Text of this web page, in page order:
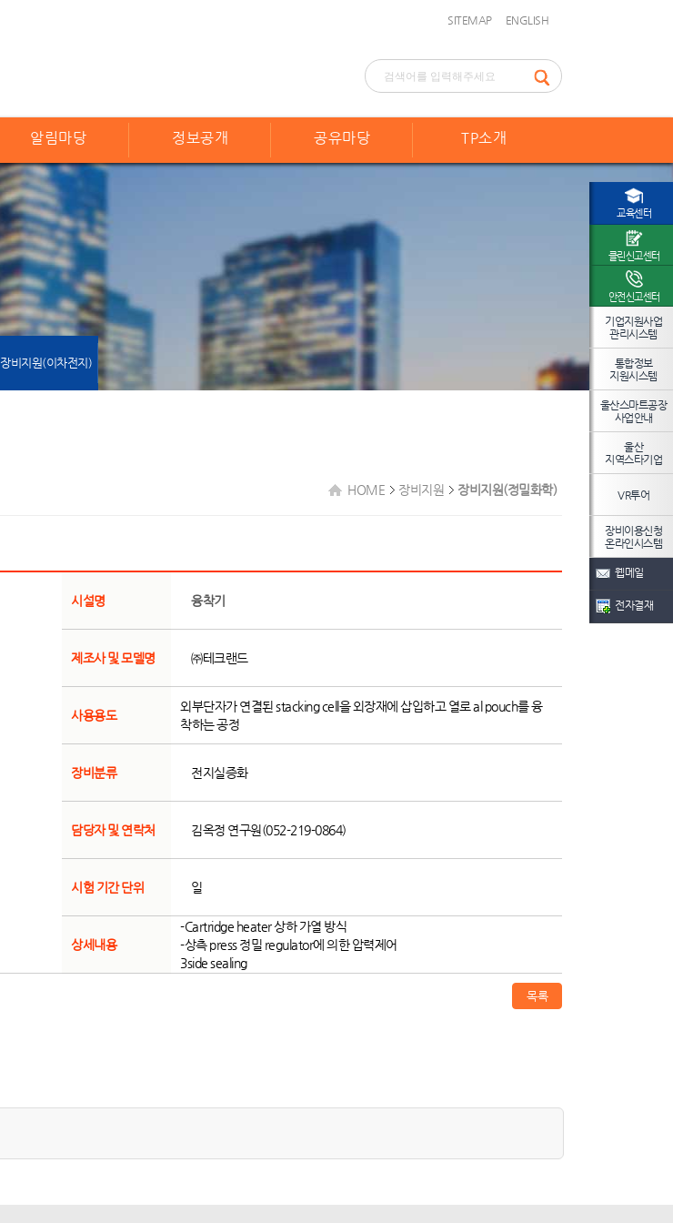
SITEMAP ENGLISH
알림마당 정보공개 공유마당 TP소개
장비지원(이차전지)
HOME 장비지원 장비지원(정밀화학)
시설명 융착기
제조사 및 모델명 ㈜테크랜드
사용용도
외부단자가 연결된 stacking cell을 외장재에 삽입하고 열로 al pouch를 융
착하는 공정
장비분류 전지실증화
담당자 및 연락처 김옥정 연구원(052-219-0864)
시험 기간 단위 일
상세내용
-Cartridge heater 상하 가열 방식
-상측 press 정밀 regulator에 의한 압력제어
3side sealing
목록
교육센터
클린신고센터
안전신고센터
기업지원사업
관리시스템
통합정보
지원시스템
울산스마트공장
사업안내
울산
지역스타기업
VR투어
장비이용신청
온라인시스템
웹메일
전자결재